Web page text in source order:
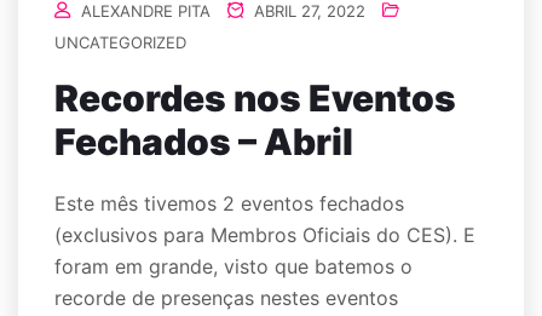
ALEXANDRE PITA
ABRIL 27, 2022
UNCATEGORIZED
Recordes nos Eventos
Fechados – Abril
Este mês tivemos 2 eventos fechados
(exclusivos para Membros Oficiais do CES). E
foram em grande, visto que batemos o
recorde de presenças nestes eventos